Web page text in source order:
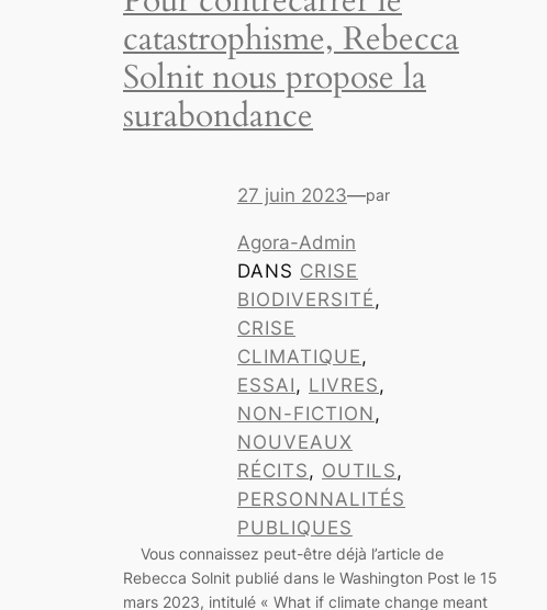
catastrophisme, Rebecca
Solnit nous propose la
surabondance
27 juin 2023—par
Agora-Admin
DANS CRISE
BIODIVERSITÉ
CRISE
CLIMATIQUE
ESSAI, LIVRES
NON-FICTION
NOUVEAUX
RÉCITS, OUTILS
PERSONNALITÉS
PUBLIQUES
Vous connaissez peut-être déjà l’article de
Rebecca Solnit publié dans le Washington Post le 15
mars 2023, intitulé « What if climate change meant